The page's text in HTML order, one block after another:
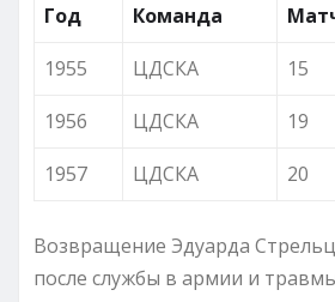
Год Команда
1955
ЦДСКА 15
1956
ЦДСКА 19
1957
ЦДСКА 20
Возвращение Эдуарда
после службы в армии и